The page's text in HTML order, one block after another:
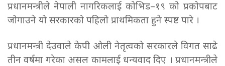
प्रधानमन्त्रीले नेपाली नागरिकलाई कोभिड–१९ को प्रकोपबाट
जोगाउने यो सरकारको पहिलो प्राथमिकता हुने स्पष्ट पारे ।
प्रधानमन्त्री देउवाले केपी ओली नेतृत्वको सरकारले विगत साढे
तीन वर्षमा गरेका असल कामलाई धन्यवाद दिए । प्रधानमन्त्रीले